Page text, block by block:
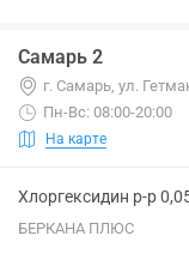
Самарь 2
г. Самарь, ул.
Пн-Вс: 08:00-20:00
На карте
Хлоргексидин р-р
БЕРКАНА ПЛЮС